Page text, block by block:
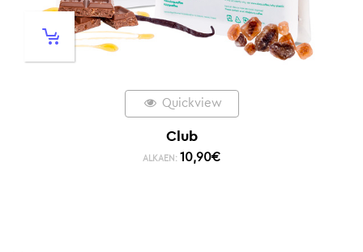
Quickview
Club
ALKAEN: 10,90€